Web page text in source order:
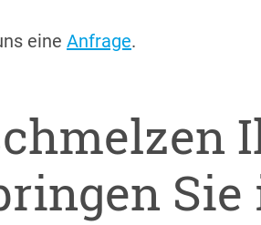
eine Anfrage.
Sie